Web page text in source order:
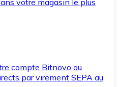
votre magasin le plus
compte Bitnovo ou
par virement SEPA au